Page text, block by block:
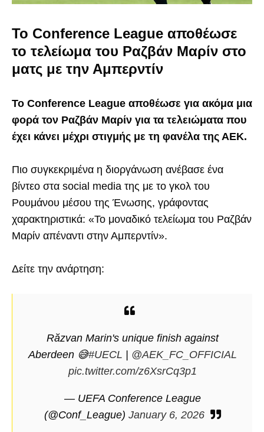
Το Conference League αποθέωσε
το τελείωμα του Ραζβάν Μαρίν στο
ματς με την Αμπερντίν
Το Conference League αποθέωσε για ακόμα μια
φορά τον Ραζβάν Μαρίν για τα τελειώματα που
έχει κάνει μέχρι στιγμής με τη φανέλα της ΑΕΚ.
Πιο συγκεκριμένα η διοργάνωση ανέβασε ένα
βίντεο στα social media της με το γκολ του
Ρουμάνου μέσου της Ένωσης, γράφοντας
χαρακτηριστικά: «Το μοναδικό τελείωμα του Ραζβάν
Μαρίν απέναντι στην Αμπερντίν».
Δείτε την ανάρτηση:
Răzvan Marin's unique finish against
Aberdeen 😅#UECL | @AEK_FC_OFFICIAL
pic.twitter.com/z6XsrCq3p1
— UEFA Conference League
(@Conf_League) January 6, 2026